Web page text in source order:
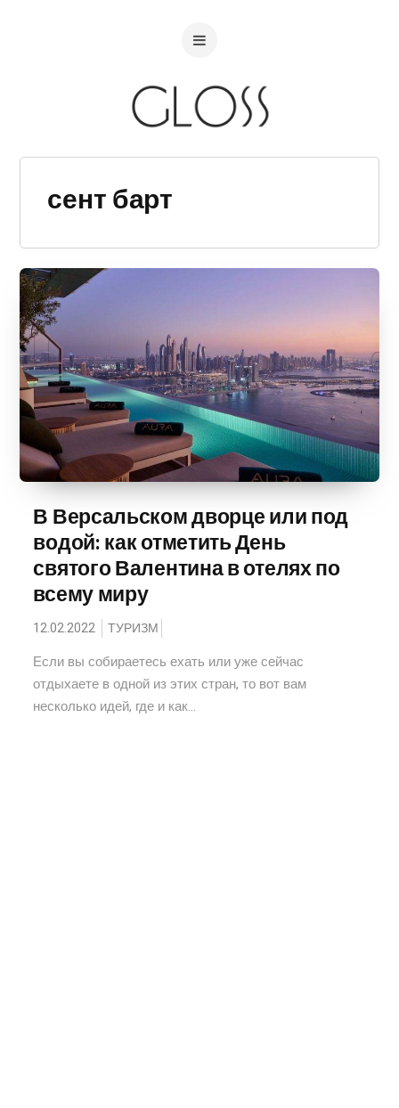
сент барт
В Версальском дворце или под
водой: как отметить День
святого Валентина в отелях по
всему миру
12.02.2022 ТУРИЗМ
Если вы собираетесь ехать или уже сейчас
отдыхаете в одной из этих стран, то вот вам
несколько идей, где и как...